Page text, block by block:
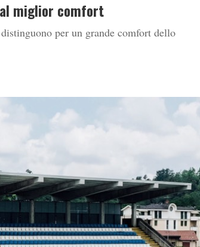
miglior comfort
per un grande comfort dello